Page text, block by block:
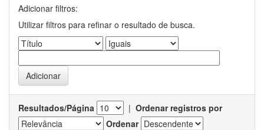
Adicionar filtros:
Utilizar filtros para refinar o resultado de busca.
Resultados/Página | Ordenar registros por
Ordenar